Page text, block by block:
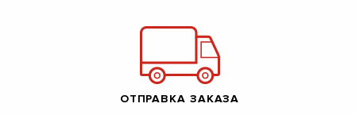
ОТПРАВКА ЗАКАЗА